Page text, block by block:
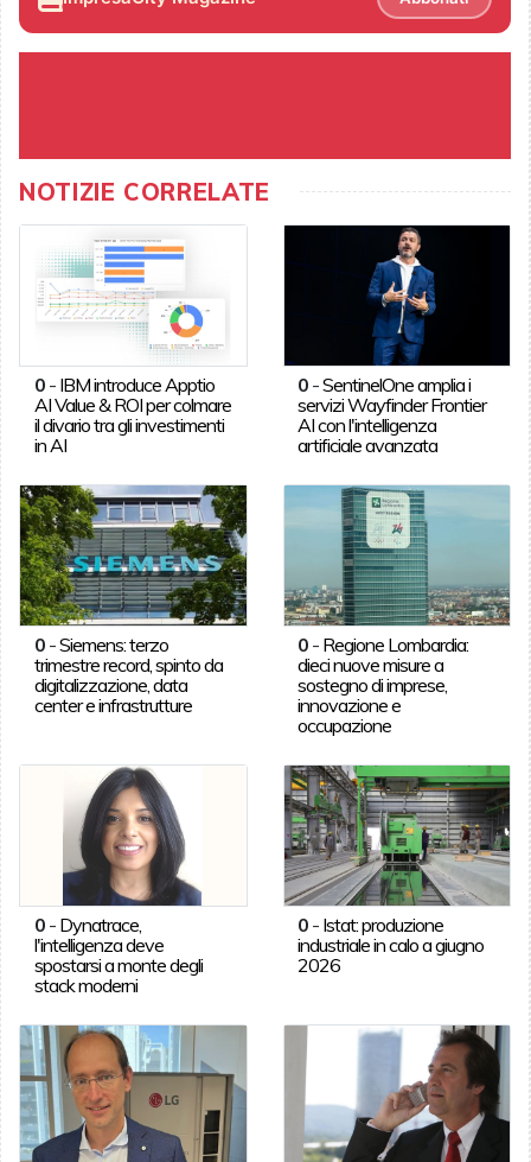
NOTIZIE CORRELATE
0- IBM introduce Apptio
AI Value & ROI per colmare
il divario tra gli investimenti
in AI
0 -SentinelOne amplia i
servizi Wayfinder Frontier
AI con l'intelligenza
artificiale avanzata
0-Siemens: terzo
trimestre record, spinto da
digitalizzazione, data
center e infrastrutture
0 - Regione Lombardia:
dieci nuove misure a
sostegno di imprese,
innovazione e
occupazione
0- Dynatrace,
l'intelligenza deve
spostarsi a monte degli
stack moderni
0 - Istat: produzione
industriale in calo a giugno
2026